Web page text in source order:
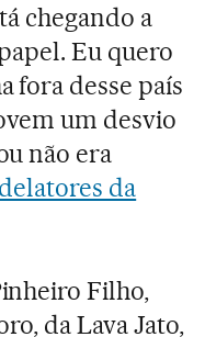
chegando a
Eu quero
fora desse país
um desvio
não era
da
Filho,
da Lava Jato,